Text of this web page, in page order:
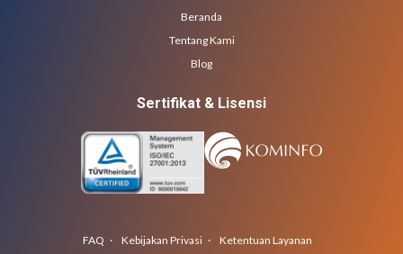
Beranda
Tentang Kami
Blog
Sertifikat & Lisensi
FAQ · Kebijakan Privasi · Ketentuan Layanan